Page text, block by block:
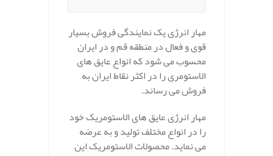
مهار انرژی یک نمایندگی فروش بسیار
قوی و فعال در منطقه قم و در ایران
محسوب می شود که انواع عایق های
الاستومری را در اکثر نقاط ایران به
فروش می رساند.
مهار انرژی عایق های الاستومریک خود
را در انواع مختلف تولید و به عرضه
می نماید. محصولات الاستومریک این